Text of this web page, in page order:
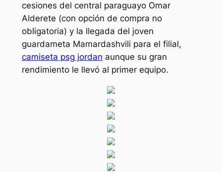
cesiones del central paraguayo Omar
Alderete (con opción de compra no
obligatoria) y la llegada del joven
guardameta Mamardashvili para el filial,
camiseta psg jordan aunque su gran
rendimiento le llevó al primer equipo.